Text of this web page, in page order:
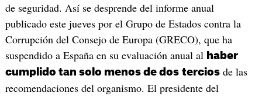
de seguridad. Así se desprende del informe anual
publicado este jueves por el Grupo de Estados contra la
Corrupción del Consejo de Europa (GRECO), que ha
suspendido a España en su evaluación anual al haber
cumplido tan solo menos de dos terciosde las
recomendaciones del organismo. El presidente del